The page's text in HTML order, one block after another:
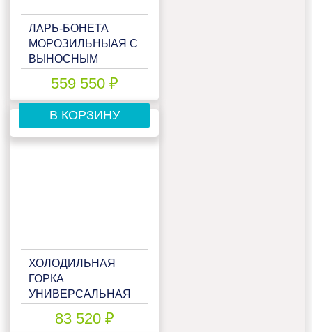
ЛАРЬ-БОНЕТА
МОРОЗИЛЬНЫАЯ С
ВЫНОСНЫМ
МАРИХОЛОДМАШ
КАЛИПСО ВХНО-
ТОРЦЕВАЯ
559 550 ₽
В КОРЗИНУ
ХОЛОДИЛЬНАЯ
ГОРКА
УНИВЕРСАЛЬНАЯ
ФЛОРЕНЦИЯ
83 520 ₽